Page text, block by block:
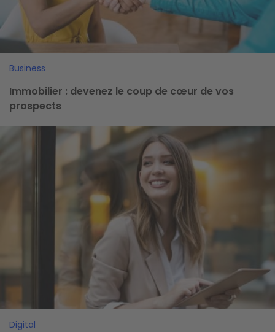
Business
Immobilier : devenez le coup de cœur de vos
prospects
Digital